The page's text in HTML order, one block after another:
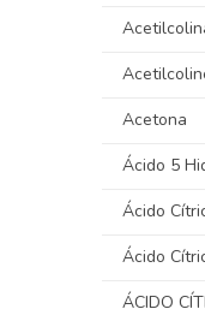
Acetona
Ácido 5
Ácido
Ácido
ÁCIDO